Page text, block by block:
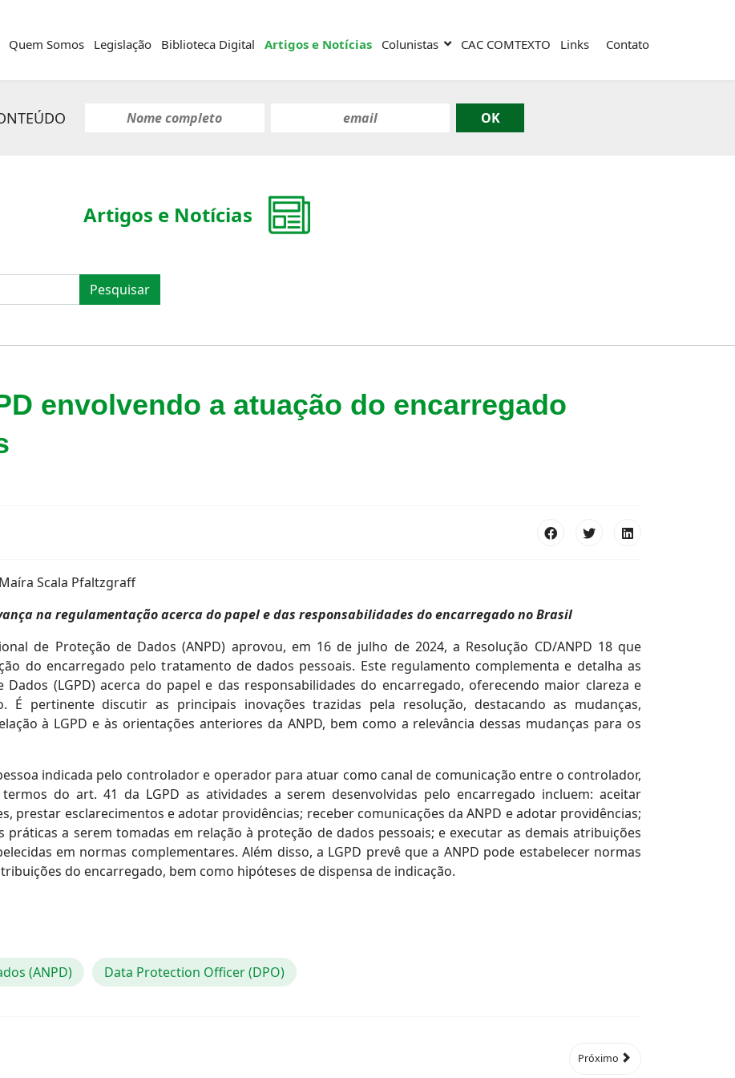
Quem Somos Legislação Biblioteca Digital Artigos e Notícias Colunistas CAC COMTEXTO Links Contato
Pesquisar
Artigos e Notícias
envolvendo a atuação do encarregado
Scala Pfaltzgraff
na regulamentação acerca do papel e das responsabilidades do encarregado no Brasil
de Proteção de Dados (ANPD) aprovou, em 16 de julho de 2024, a Resolução CD/ANPD 18 que
do encarregado pelo tratamento de dados pessoais. Este regulamento complementa e detalha as
(LGPD) acerca do papel e das responsabilidades do encarregado, oferecendo maior clareza e
É pertinente discutir as principais inovações trazidas pela resolução, destacando as mudanças,
à LGPD e às orientações anteriores da ANPD, bem como a relevância dessas mudanças para os
indicada pelo controlador e operador para atuar como canal de comunicação entre o controlador,
do art. 41 da LGPD as atividades a serem desenvolvidas pelo encarregado incluem: aceitar
prestar esclarecimentos e adotar providências; receber comunicações da ANPD e adotar providências;
a serem tomadas em relação à proteção de dados pessoais; e executar as demais atribuições
em normas complementares. Além disso, a LGPD prevê que a ANPD pode estabelecer normas
do encarregado, bem como hipóteses de dispensa de indicação.
(ANPD) Data Protection Officer (DPO)
Próximo